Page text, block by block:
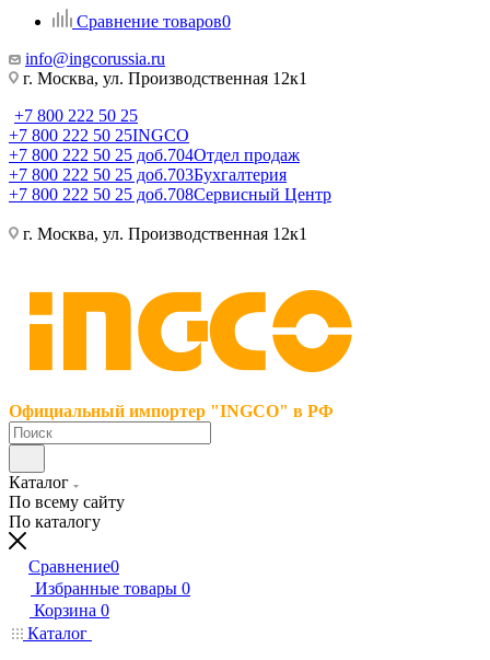
Сравнение товаров0
info@ingcorussia.ru
г. Москва, ул. Производственная 12к1
+7 800 222 50 25
+7 800 222 50 25INGCO
+7 800 222 50 25 доб.704Отдел продаж
+7 800 222 50 25 доб.703Бухгалтерия
+7 800 222 50 25 доб.708Сервисный Центр
г. Москва, ул. Производственная 12к1
Официальный импортер "INGCO" в РФ
Каталог
По всему сайту
По каталогу
Сравнение0
Избранные товары 0
Корзина 0
Каталог